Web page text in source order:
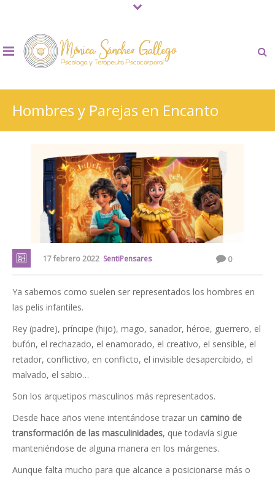
Hombres y Parejas en Encanto
17 febrero 2022 SentiPensares 0
Ya sabemos como suelen ser representados los hombres en
las pelis infantiles.
Rey (padre), príncipe (hijo), mago, sanador, héroe, guerrero, el
bufón, el rechazado, el enamorado, el creativo, el sensible, el
retador, conflictivo, en conflicto, el invisible desapercibido, el
malvado, el sabio…
Son los arquetipos masculinos más representados.
Desde hace años viene intentándose trazar un camino de
transformación de las masculinidades, que todavía sigue
manteniéndose de alguna manera en los márgenes.
Aunque falta mucho para que alcance a posicionarse más o